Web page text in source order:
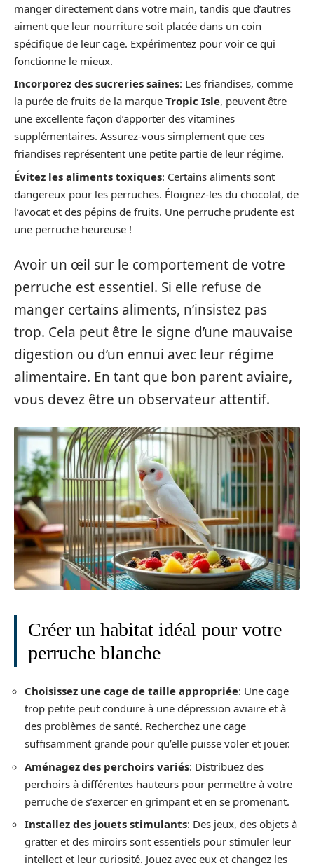
manger directement dans votre main, tandis que d’autres
aiment que leur nourriture soit placée dans un coin
spécifique de leur cage. Expérimentez pour voir ce qui
fonctionne le mieux.
Incorporez des sucreries saines: Les friandises, comme
la purée de fruits de la marque Tropic Isle, peuvent être
une excellente façon d’apporter des vitamines
supplémentaires. Assurez-vous simplement que ces
friandises représentent une petite partie de leur régime.
Évitez les aliments toxiques: Certains aliments sont
dangereux pour les perruches. Éloignez-les du chocolat, de
l’avocat et des pépins de fruits. Une perruche prudente est
une perruche heureuse !
Avoir un œil sur le comportement de votre
perruche est essentiel. Si elle refuse de
manger certains aliments, n’insistez pas
trop. Cela peut être le signe d’une mauvaise
digestion ou d’un ennui avec leur régime
alimentaire. En tant que bon parent aviaire,
vous devez être un observateur attentif.
Créer un habitat idéal pour votre
perruche blanche
Choisissez une cage de taille appropriée: Une cage
trop petite peut conduire à une dépression aviaire et à
des problèmes de santé. Recherchez une cage
suffisamment grande pour qu’elle puisse voler et jouer.
Aménagez des perchoirs variés: Distribuez des
perchoirs à différentes hauteurs pour permettre à votre
perruche de s’exercer en grimpant et en se promenant.
Installez des jouets stimulants: Des jeux, des objets à
gratter et des miroirs sont essentiels pour stimuler leur
intellect et leur curiosité. Jouez avec eux et changez les